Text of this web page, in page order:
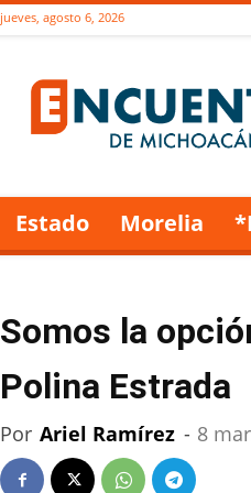
jueves, agosto 6, 2026
de
Estado Morelia
Somos la
Polina Estrada
Por Ariel Ramírez - 8